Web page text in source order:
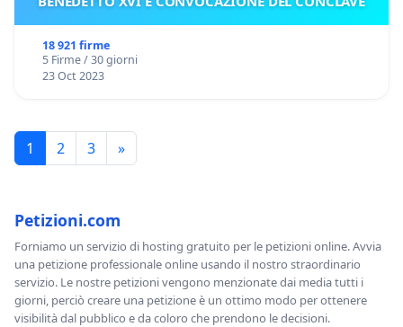
18 921 firme
5 Firme / 30 giorni
23 Oct 2023
1 2 3 »
Petizioni.com
Forniamo un servizio di hosting gratuito per le petizioni online. Avvia
una petizione professionale online usando il nostro straordinario
servizio. Le nostre petizioni vengono menzionate dai media tutti i
giorni, perciò creare una petizione è un ottimo modo per ottenere
visibilità dal pubblico e da coloro che prendono le decisioni.